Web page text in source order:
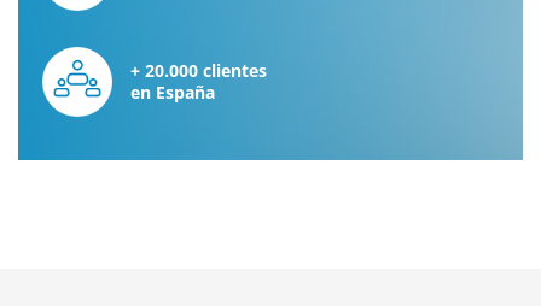
+ 20.000 clientes
en España